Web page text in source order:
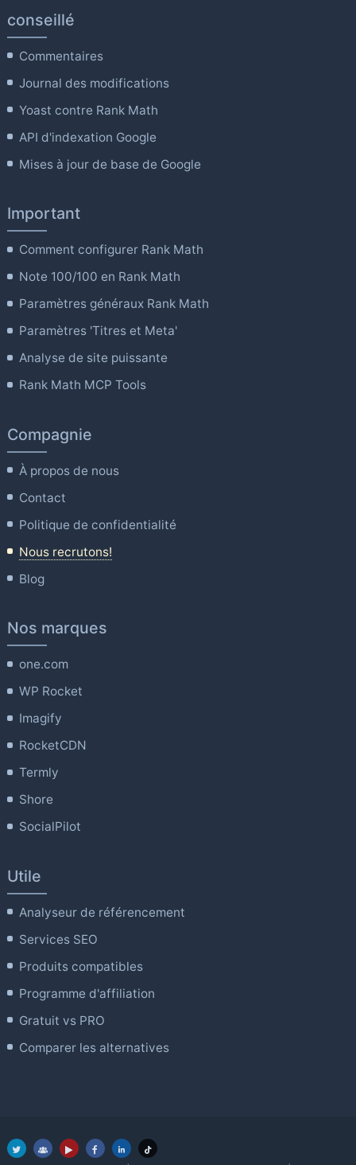
conseillé
Commentaires
Journal des modifications
Yoast contre Rank Math
API d'indexation Google
Mises à jour de base de Google
Important
Comment configurer Rank Math
Note 100/100 en Rank Math
Paramètres généraux Rank Math
Paramètres 'Titres et Meta'
Analyse de site puissante
Rank Math MCP Tools
Compagnie
À propos de nous
Contact
Politique de confidentialité
Nous recrutons!
Blog
Nos marques
one.com
WP Rocket
Imagify
RocketCDN
Termly
Shore
SocialPilot
Utile
Analyseur de référencement
Services SEO
Produits compatibles
Programme d'affiliation
Gratuit vs PRO
Comparer les alternatives